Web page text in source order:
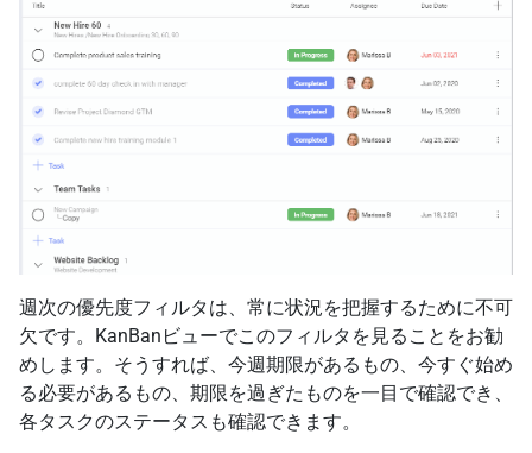
週次の優先度フィルタは、常に状況を把握するために不可
欠です。KanBanビューでこのフィルタを見ることをお勧
めします。そうすれば、今週期限があるもの、今すぐ始め
る必要があるもの、期限を過ぎたものを一目で確認でき、
各タスクのステータスも確認できます。